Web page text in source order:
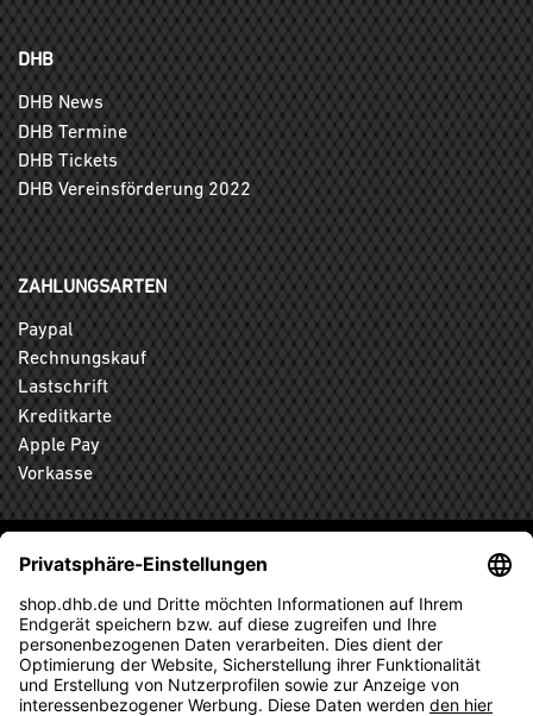
DHB
DHB News
DHB Termine
DHB Tickets
DHB Vereinsförderung 2022
ZAHLUNGSARTEN
Paypal
Rechnungskauf
Lastschrift
Kreditkarte
Apple Pay
Vorkasse
ABONNIEREN SIE DEN KOSTENLOSEN DHB-FANSHOP
NEWSLETTER UND VERPASSEN SIE KEINE NEUIGKEIT ODER
AKTION MEHR.
ANMELDEN